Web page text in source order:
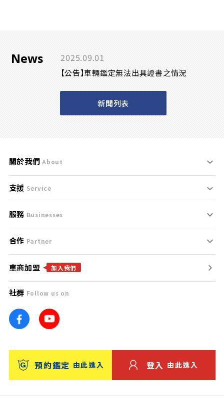
News 2025.09.01
【公告】車輛鑑定無法出具證書之情況
新聞列表
關於我們 About
刊登規範
服務條款
免責聲明
隱私權政策
團隊
車訊網
台灣優良中古車商大獎
支援 Service
支援中心
聯絡我們
服務 Businesses
什麼是Goo鑑定？
找好車
找好店
找海外車
消費者評價
保固
合作 Partner
合作夥伴
廣告合作
車商加盟 加入我們
社群 Follow us on
預約鑑定 由此進入 登入 由此進入